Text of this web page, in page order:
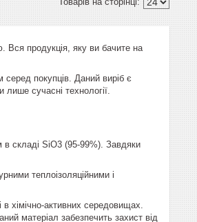
Вся продукція, яку ви бачите на
серед покупців. Даний виріб є
сучасні технології.
в складі SiO3 (95-99%). Завдяки
теплоізоляційними і
в хімічно-активних середовищах.
матеріал забезпечить захист від